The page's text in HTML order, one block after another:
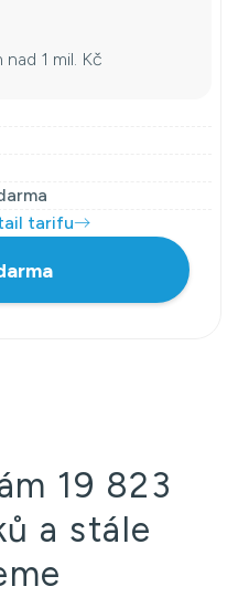
1 mil. Kč
tarifu
19 823
a stále